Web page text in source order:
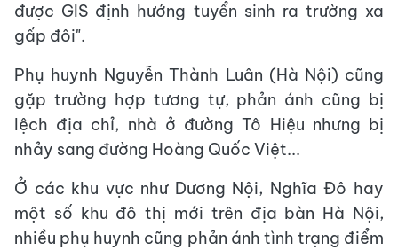
được GIS định hướng tuyển sinh ra trường xa
gấp đôi".
Phụ huynh Nguyễn Thành Luân (Hà Nội) cũng
gặp trường hợp tương tự, phản ánh cũng bị
lệch địa chỉ, nhà ở đường Tô Hiệu nhưng bị
nhảy sang đường Hoàng Quốc Việt...
Ở các khu vực như Dương Nội, Nghĩa Đô hay
một số khu đô thị mới trên địa bàn Hà Nội,
nhiều phụ huynh cũng phản ánh tình trạng điểm